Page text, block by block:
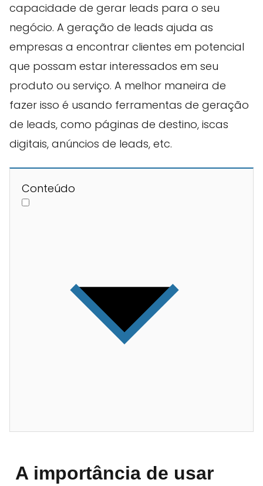
capacidade de gerar leads para o seu
negócio. A geração de leads ajuda as
empresas a encontrar clientes em potencial
que possam estar interessados em seu
produto ou serviço. A melhor maneira de
fazer isso é usando ferramentas de geração
de leads, como páginas de destino, iscas
digitais, anúncios de leads, etc.
Conteúdo
A importância de usar